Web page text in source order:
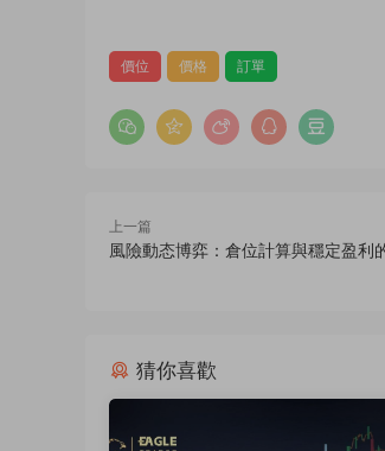
價位 價格 訂單
上一篇
風險動态博弈：倉位計算與穩定盈利
猜你喜歡